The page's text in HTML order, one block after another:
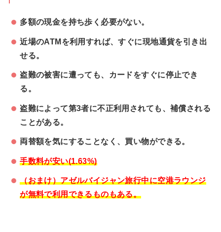
多額の現金を持ち歩く必要がない。
近場のATMを利用すれば、すぐに現地通貨を引き出
せる。
盗難の被害に遭っても、カードをすぐに停止でき
る。
盗難によって第3者に不正利用されても、補償される
ことがある。
両替額を気にすることなく、買い物ができる。
手数料が安い(1.63%)
（おまけ）アゼルバイジャン旅行中に空港ラウンジ
が無料で利用できるものもある。